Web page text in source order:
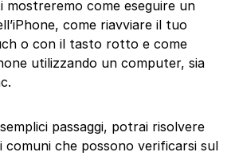
mostreremo come eseguire un
come riavviare il tuo
o con il tasto rotto e come
utilizzando un computer, sia
passaggi, potrai risolvere
comuni che possono verificarsi sul